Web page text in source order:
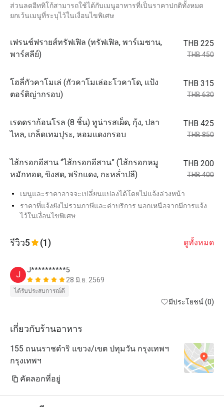
ส่วนลดอีททิโก้สามารถใช้ได้กับเมนูอาหารที่เป็นราคาปกติทั้งหมด
ยกเว้นเมนูที่ระบุไว้ในเงื่อนไขพิเศษ
เฟรนช์ฟรายส์ทรัฟเฟิล (ทรัฟเฟิล, พาร์เมซาน,
พาร์สลีย์)
THB 225
THB 450
โฮลี่กัวคาโมเล่ (กัวคาโมเล่อะโวคาโด, แป้ง
ตอร์ติญ่ากรอบ)
THB 315
THB 630
เรดดราก้อนโรล (8 ชิ้น) ทูน่ารสเผ็ด, กุ้ง, ปลา
ไหล, เกล็ดเทมปุระ, หอมแดงกรอบ
THB 425
THB 850
ไส้กรอกอีสาน “ไส้กรอกอีสาน” (ไส้กรอกหมู
หมักทอด, ขิงสด, พริกแดง, กะหล่ำปลี)
THB 200
THB 400
เมนูและราคาอาจจะเปลี่ยนแปลงได้โดยไม่แจ้งล่วงหน้า
ราคาที่แจ้งยังไม่รวมภาษีและค่าบริการ นอกเหนือจากมีการแจ้ง
ไว้ในเงื่อนไขพิเศษ
รีวิว5 (1) ดูทั้งหมด
J
J**********5
28 มิ.ย. 2569
ได้รับประสบการณ์ดี
มีประโยชน์ (0)
เกี่ยวกับร้านอาหาร
155 ถนนราชดำริ แขวง/เขต ปทุมวัน กรุงเทพฯ
กรุงเทพฯ
คัดลอกที่อยู่